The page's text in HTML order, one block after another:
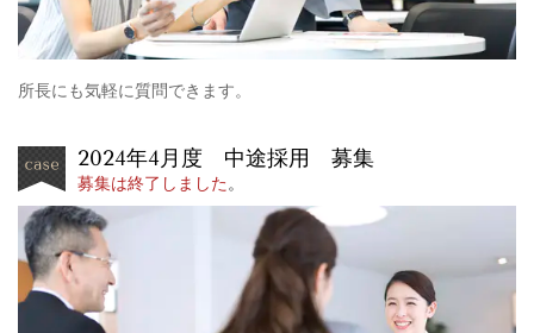
所長にも気軽に質問できます。
2024年4月度 中途採用 募集
募集は終了しました。